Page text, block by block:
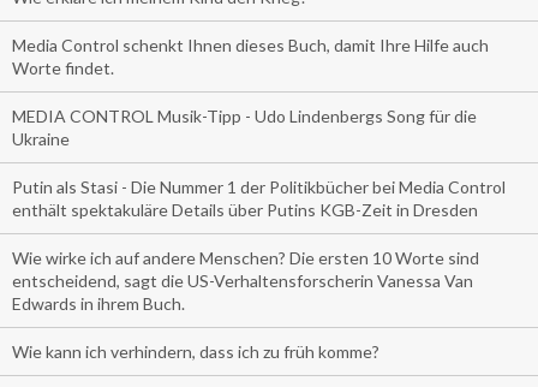
Media Control schenkt Ihnen dieses Buch, damit Ihre Hilfe auch
Worte findet.
MEDIA CONTROL Musik-Tipp - Udo Lindenbergs Song für die
Ukraine
Putin als Stasi - Die Nummer 1 der Politikbücher bei Media Control
enthält spektakuläre Details über Putins KGB-Zeit in Dresden
Wie wirke ich auf andere Menschen? Die ersten 10 Worte sind
entscheidend, sagt die US-Verhaltensforscherin Vanessa Van
Edwards in ihrem Buch.
Wie kann ich verhindern, dass ich zu früh komme?